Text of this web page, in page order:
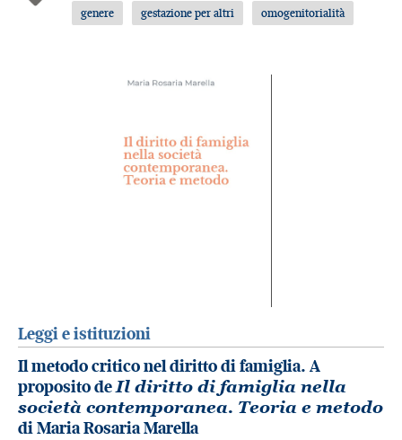
genere gestazione per altri omogenitorialità
Leggi e istituzioni
Il metodo critico nel diritto di famiglia. A
proposito deIl diritto di famiglia nella
società contemporanea. Teoria e metodo
di Maria Rosaria Marella